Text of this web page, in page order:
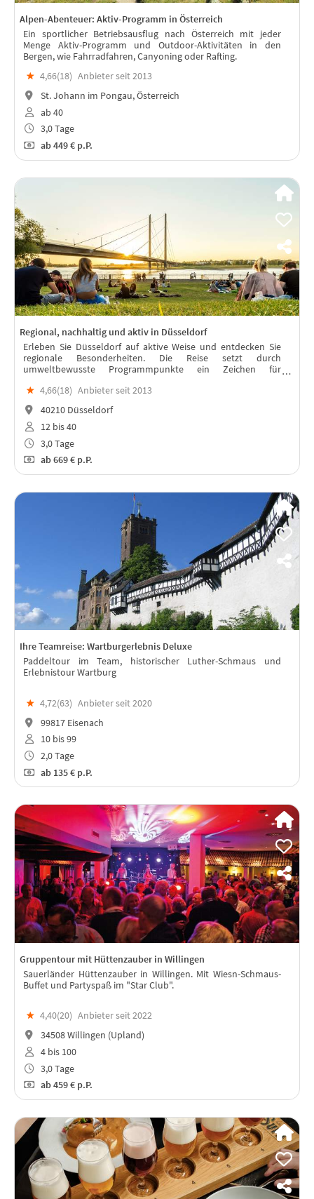
Alpen-Abenteuer: Aktiv-Programm in Österreich
Ein sportlicher Betriebsausflug nach Österreich mit jeder
Menge Aktiv-Programm und Outdoor-Aktivitäten in den
Bergen, wie Fahrradfahren, Canyoning oder Rafting.
★ 4,66(18) Anbieter seit 2013
St. Johann im Pongau, Österreich
ab 40
3,0 Tage
ab449 € p.P.
Regional, nachhaltig und aktiv in Düsseldorf
Erleben Sie Düsseldorf auf aktive Weise und entdecken Sie
regionale Besonderheiten. Die Reise setzt durch
umweltbewusste Programmpunkte ein Zeichen für
★ 4,66(18) Anbieter seit 2013
40210 Düsseldorf
12 bis 40
3,0 Tage
ab669 € p.P.
Ihre Teamreise: Wartburgerlebnis Deluxe
Paddeltour im Team, historischer Luther-Schmaus und
Erlebnistour Wartburg
★ 4,72(63) Anbieter seit 2020
99817 Eisenach
10 bis 99
2,0 Tage
ab135 € p.P.
Gruppentour mit Hüttenzauber in Willingen
Sauerländer Hüttenzauber in Willingen. Mit Wiesn-Schmaus-
Buffet und Partyspaß im "Star Club".
★ 4,40(20) Anbieter seit 2022
34508 Willingen (Upland)
4 bis 100
3,0 Tage
ab459 € p.P.